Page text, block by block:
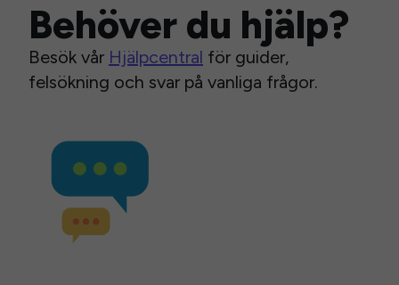
Behöver du hjälp?
Besök vår Hjälpcentral för guider,
felsökning och svar på vanliga frågor.